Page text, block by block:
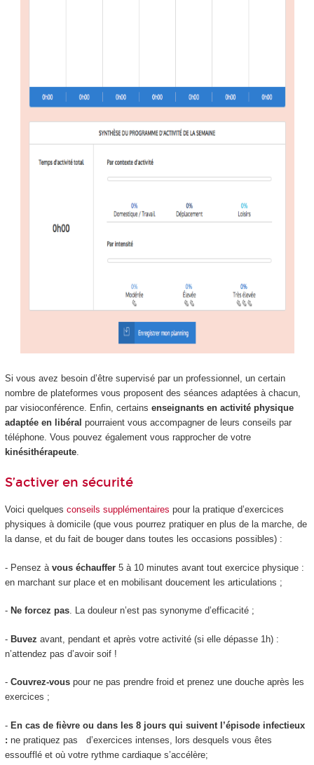
Si vous avez besoin d’être supervisé par un professionnel, un certain
nombre de plateformes vous proposent des séances adaptées à chacun,
par visioconférence. Enfin, certains enseignants en activité physique
adaptée en libéral pourraient vous accompagner de leurs conseils par
téléphone. Vous pouvez également vous rapprocher de votre
kinésithérapeute.
S’activer en sécurité
Voici quelques conseils supplémentaires pour la pratique d’exercices
physiques à domicile (que vous pourrez pratiquer en plus de la marche, de
la danse, et du fait de bouger dans toutes les occasions possibles) :
- Pensez à vous échauffer5 à 10 minutes avant tout exercice physique :
en marchant sur place et en mobilisant doucement les articulations ;
- Ne forcez pas. La douleur n’est pas synonyme d’efficacité ;
- Buvez avant, pendant et après votre activité (si elle dépasse 1h) :
n’attendez pas d’avoir soif !
- Couvrez-vous pour ne pas prendre froid et prenez une douche après les
exercices ;
- En cas de fièvre ou dans les 8 jours qui suivent l’épisode infectieux
: ne pratiquez pas d’exercices intenses, lors desquels vous êtes
essoufflé et où votre rythme cardiaque s’accélère;